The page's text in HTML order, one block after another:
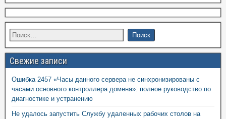
Свежие записи
Ошибка 2457 «Часы данного сервера не синхронизированы с
часами основного контроллера домена»: полное руководство по
диагностике и устранению
Не удалось запустить Службу удаленных рабочих столов на